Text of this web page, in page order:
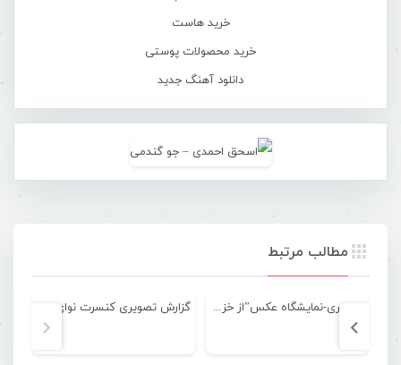
خرید هاست
خرید محصولات پوستی
دانلود آهنگ جدید
مطالب مرتبط
تصویری-نمایشگاه عکس”از خزر تا خلیج فارس”